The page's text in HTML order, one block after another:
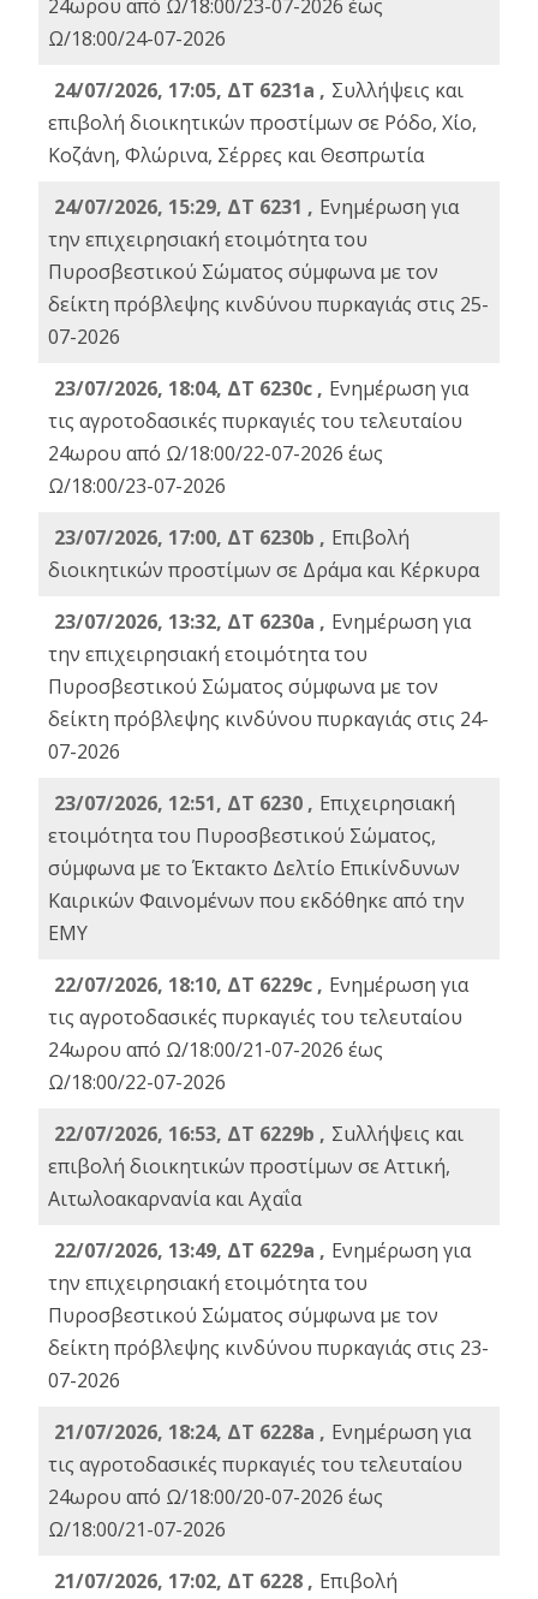
24ωρου από Ω/18:00/23-07-2026 έως
Ω/18:00/24-07-2026
24/07/2026, 17:05, ΔΤ 6231a , Συλλήψεις και
επιβολή διοικητικών προστίμων σε Ρόδο, Χίο,
Κοζάνη, Φλώρινα, Σέρρες και Θεσπρωτία
24/07/2026, 15:29, ΔΤ 6231 , Ενημέρωση για
την επιχειρησιακή ετοιμότητα του
Πυροσβεστικού Σώματος σύμφωνα με τον
δείκτη πρόβλεψης κινδύνου πυρκαγιάς στις 25-
07-2026
23/07/2026, 18:04, ΔΤ 6230c , Ενημέρωση για
τις αγροτοδασικές πυρκαγιές του τελευταίου
24ωρου από Ω/18:00/22-07-2026 έως
Ω/18:00/23-07-2026
23/07/2026, 17:00, ΔΤ 6230b , Επιβολή
διοικητικών προστίμων σε Δράμα και Κέρκυρα
23/07/2026, 13:32, ΔΤ 6230a , Ενημέρωση για
την επιχειρησιακή ετοιμότητα του
Πυροσβεστικού Σώματος σύμφωνα με τον
δείκτη πρόβλεψης κινδύνου πυρκαγιάς στις 24-
07-2026
23/07/2026, 12:51, ΔΤ 6230 , Επιχειρησιακή
ετοιμότητα του Πυροσβεστικού Σώματος,
σύμφωνα με το Έκτακτο Δελτίο Επικίνδυνων
Καιρικών Φαινομένων που εκδόθηκε από την
ΕΜΥ
22/07/2026, 18:10, ΔΤ 6229c , Ενημέρωση για
τις αγροτοδασικές πυρκαγιές του τελευταίου
24ωρου από Ω/18:00/21-07-2026 έως
Ω/18:00/22-07-2026
22/07/2026, 16:53, ΔΤ 6229b , Σuλλήψεις και
επιβολή διοικητικών προστίμων σε Αττική,
Αιτωλοακαρνανία και Αχαΐα
22/07/2026, 13:49, ΔΤ 6229a , Ενημέρωση για
την επιχειρησιακή ετοιμότητα του
Πυροσβεστικού Σώματος σύμφωνα με τον
δείκτη πρόβλεψης κινδύνου πυρκαγιάς στις 23-
07-2026
21/07/2026, 18:24, ΔΤ 6228a , Ενημέρωση για
τις αγροτοδασικές πυρκαγιές του τελευταίου
24ωρου από Ω/18:00/20-07-2026 έως
Ω/18:00/21-07-2026
21/07/2026, 17:02, ΔΤ 6228 , Επιβολή